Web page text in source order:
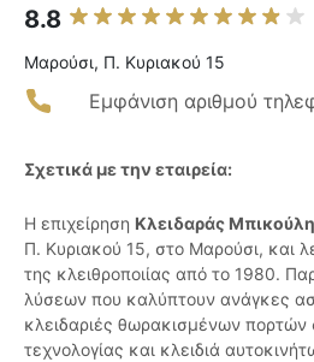
8.8
Μαρούσι, Π. Κυριακού 15
Εμφάνιση αριθμού
Σχετικά με την εταιρεία:
Η επιχείρηση Κλειδαράς
Π. Κυριακού 15, στο Μαρούσι, και
της κλειθροποιίας από το 1980.
λύσεων που καλύπτουν ανάγκες
κλειδαριές θωρακισμένων πορτών
τεχνολογίας και κλειδιά